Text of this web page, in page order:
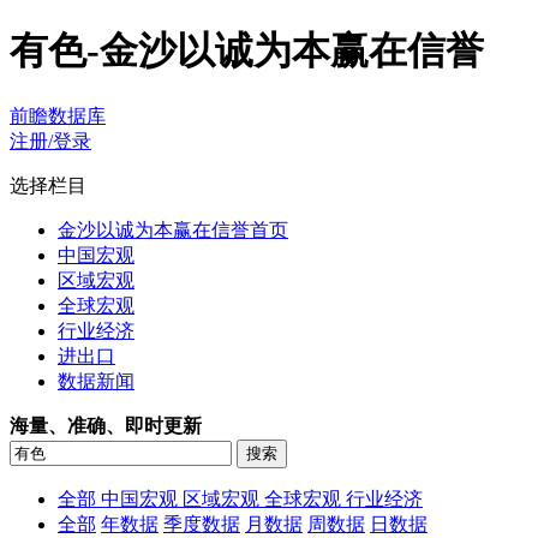
有色-金沙以诚为本赢在信誉
前瞻数据库
注册/登录
选择栏目
金沙以诚为本赢在信誉首页
中国宏观
区域宏观
全球宏观
行业经济
进出口
数据新闻
海量、准确、即时更新
全部 中国宏观 区域宏观 全球宏观 行业经济
全部 年数据 季度数据 月数据 周数据 日数据